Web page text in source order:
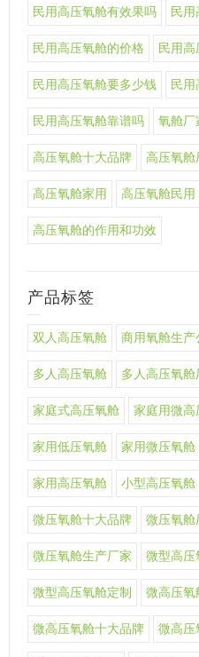
民用高压氧舱有效果吗 民用
民用高压氧舱的价格 民用高
民用高压氧舱要多少钱 民用
民用高压氧舱靠谱吗 氧舱厂
高压氧舱十大品牌 高压氧舱
高压氧舱家用 高压氧舱民用
高压氧舱的作用和功效
产品标签
双人高压氧舱 商用氧舱生产
多人高压氧舱 多人高压氧舱
家庭式高压氧舱 家庭用微高
家用低压氧舱 家用微压氧舱
家用高压氧舱 小型高压氧舱
微压氧舱十大品牌 微压氧舱
微压氧舱生产厂家 微型高压
微型高压氧舱定制 微高压氧
微高压氧舱十大品牌 微高压